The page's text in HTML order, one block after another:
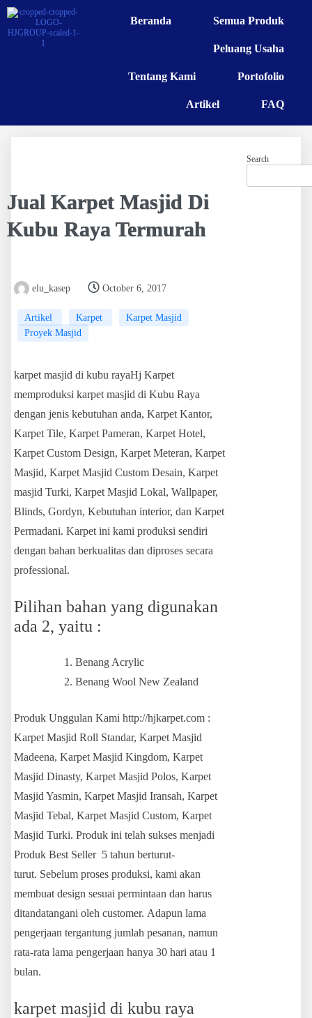
Beranda Semua Produk
Peluang Usaha
Tentang Kami Portofolio
Artikel FAQ
Jual Karpet Masjid Di
Kubu Raya Termurah
elu_kasep October 6, 2017
Artikel Karpet
Karpet Masjid
Proyek Masjid
karpet masjid di kubu rayaHj Karpet
memproduksi karpet masjid di Kubu Raya
dengan jenis kebutuhan anda, Karpet Kantor,
Karpet Tile, Karpet Pameran, Karpet Hotel,
Karpet Custom Design, Karpet Meteran, Karpet
Masjid, Karpet Masjid Custom Desain, Karpet
masjid Turki, Karpet Masjid Lokal, Wallpaper,
Blinds, Gordyn, Kebutuhan interior, dan Karpet
Permadani. Karpet ini kami produksi sendiri
dengan bahan berkualitas dan diproses secara
professional.
Pilihan bahan yang digunakan
ada 2, yaitu :
Benang Acrylic
Benang Wool New Zealand
Produk Unggulan Kami http://hjkarpet.com :
Karpet Masjid Roll Standar, Karpet Masjid
Madeena, Karpet Masjid Kingdom, Karpet
Masjid Dinasty, Karpet Masjid Polos, Karpet
Masjid Yasmin, Karpet Masjid Iransah, Karpet
Masjid Tebal, Karpet Masjid Custom, Karpet
Masjid Turki. Produk ini telah sukses menjadi
Produk Best Seller 5 tahun berturut-
turut. Sebelum proses produksi, kami akan
membuat design sesuai permintaan dan harus
ditandatangani oleh customer. Adapun lama
pengerjaan tergantung jumlah pesanan, namun
rata-rata lama pengerjaan hanya 30 hari atau 1
bulan.
karpet masjid di kubu raya
Search